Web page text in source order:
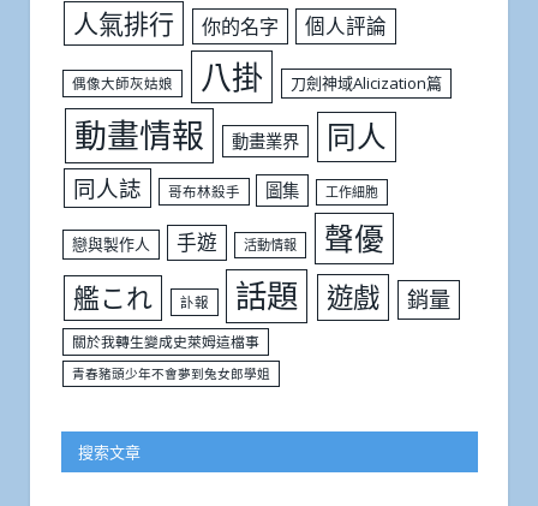
人氣排行 你的名字 個人評論
偶像大師灰姑娘 八掛 刀劍神域Alicization篇
動畫情報 動畫業界 同人
同人誌 哥布林殺手 圖集 工作細胞
戀與製作人 手遊 活動情報 聲優
艦これ 訃報 話題 遊戲 銷量
關於我轉生變成史萊姆這檔事
青春豬頭少年不會夢到兔女郎學姐
搜索文章